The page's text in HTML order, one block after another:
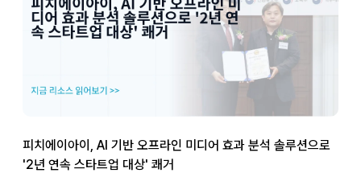
피치에이아이, AI 기반 오프라인 미디어 효과 분석 솔루션으로
'2년 연속 스타트업 대상' 쾌거